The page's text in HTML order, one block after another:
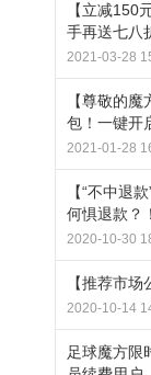
【立减150
手再送七八
2021-03-28
【尊敬的
包！一键开
2021-01-28
【“不中退
何惧退款？！
2020-10-30
【推荐市
2020-10-14
足球魔方限